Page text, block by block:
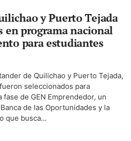
y Puerto Tejada
programa nacional
para estudiantes
de Quilichao y Puerto Tejada,
seleccionados para
de GEN Emprendedor, un
de las Oportunidades y la
que busca...